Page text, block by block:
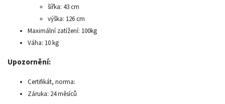
šířka: 43 cm
výška: 126 cm
Maximální zatížení: 100kg
Váha: 10 kg
Upozornění:
Certifikát, norma:
Záruka: 24 měsíců